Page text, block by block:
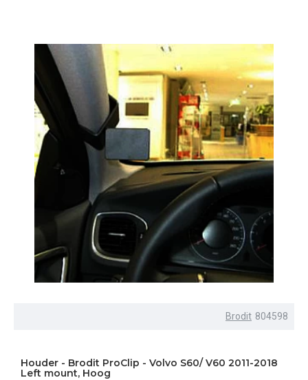
Brodit 804598
Houder - Brodit ProClip - Volvo S60/ V60 2011-2018
Left mount, Hoog